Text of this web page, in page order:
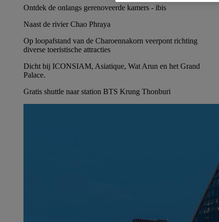
Ontdek de onlangs gerenoveerde kamers - ibis
Naast de rivier Chao Phraya
Op loopafstand van de Charoennakorn veerpont richting
diverse toeristische attracties
Dicht bij ICONSIAM, Asiatique, Wat Arun en het Grand
Palace.
Gratis shuttle naar station BTS Krung Thonburi